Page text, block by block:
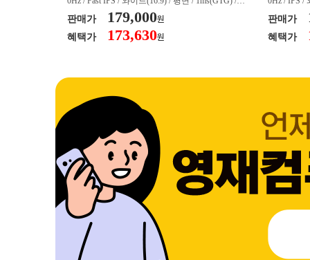
50nit / 1,000:1 / 헤드폰 아웃 / LED 조명 / 틸트(상
하) / 6kg / [색상영역] / sRGB:128% / Adobe RGB:8
5% / DCI-P3:91% / NTSC:90% / [게임특화] / 조준
판매가 179,000원
혜택가 173,630원
50nit /
하) / 4.9kg
80% / DCI-
판매가
혜택가